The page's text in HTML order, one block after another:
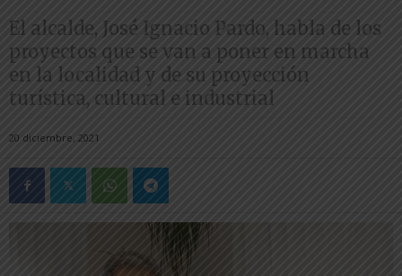
El alcalde, José Ignacio Pardo, habla de los
proyectos que se van a poner en marcha
en la localidad y de su proyección
turística, cultural e industrial
20 diciembre, 2021